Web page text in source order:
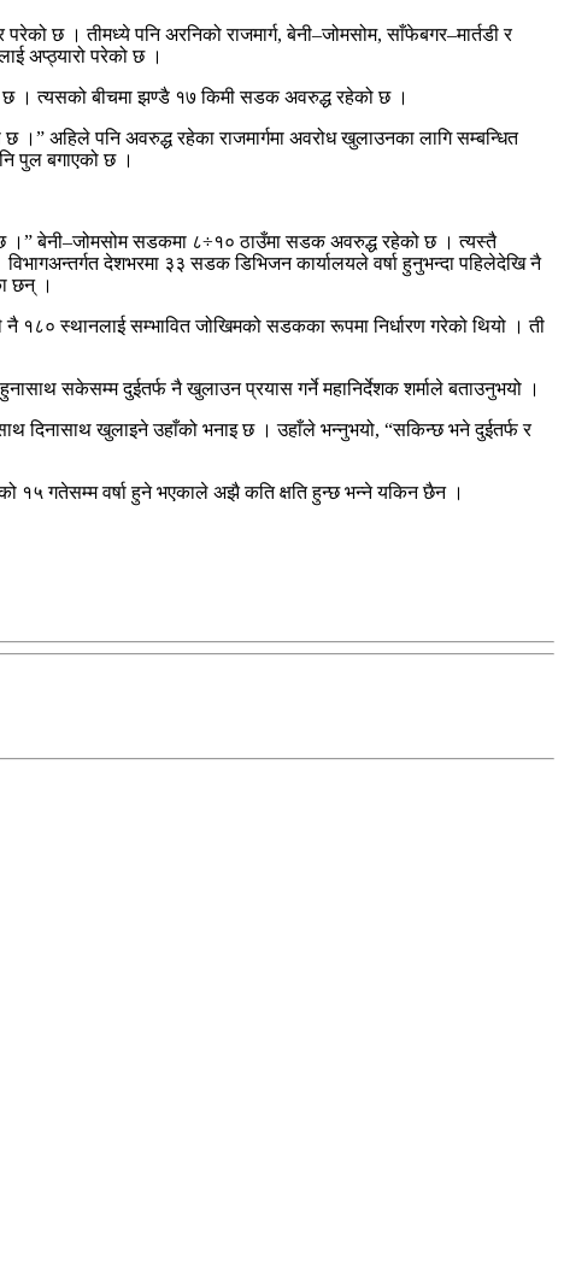
छ । तीमध्ये पनि अरनिको राजमार्ग, बेनी–जोमसोम, साँफेबगर–मार्तडी र
अप्ठ्यारो परेको छ ।
छ । त्यसको बीचमा झण्डै १७ किमी सडक अवरुद्ध रहेको छ ।
।” अहिले पनि अवरुद्ध रहेका राजमार्गमा अवरोध खुलाउनका लागि सम्बन्धित
पुल बगाएको छ ।
।” बेनी–जोमसोम सडकमा ८÷१० ठाउँमा सडक अवरुद्ध रहेको छ । त्यस्तै
विभागअन्तर्गत देशभरमा ३३ सडक डिभिजन कार्यालयले वर्षा हुनुभन्दा पहिलेदेखि नै
छन् ।
नै १८० स्थानलाई सम्भावित जोखिमको सडकका रूपमा निर्धारण गरेको थियो । ती
सकेसम्म दुईतर्फ नै खुलाउन प्रयास गर्ने महानिर्देशक शर्माले बताउनुभयो ।
दिनासाथ खुलाइने उहाँको भनाइ छ । उहाँले भन्नुभयो, “सकिन्छ भने दुईतर्फ र
१५ गतेसम्म वर्षा हुने भएकाले अझै कति क्षति हुन्छ भन्ने यकिन छैन ।